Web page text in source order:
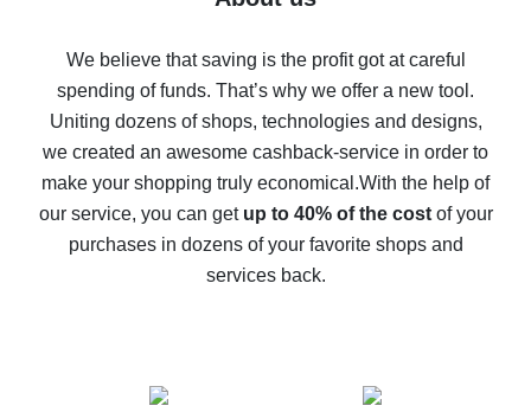
back
10% cash back on AliExpress - the impossible is
possible
The best cash back on AliExpress - how to find it
The best cash back service for AliExpress - let's
compare offers
We believe that saving is the profit got at careful
spending of funds. That’s why we offer a new tool.
Uniting dozens of shops, technologies and designs,
we created an awesome cashback-service in order to
make your shopping truly economical.With the help of
our service, you can get up to 40% of the costof your
purchases in dozens of your favorite shops and
services back.